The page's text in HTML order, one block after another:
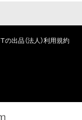
の出品（法人）利用規約